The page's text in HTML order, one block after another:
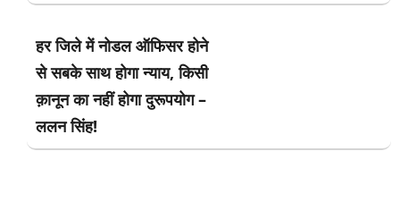
हर जिले में नोडल ऑफिसर होने
से सबके साथ होगा न्याय, किसी
क़ानून का नहीं होगा दुरूपयोग –
ललन सिंह!